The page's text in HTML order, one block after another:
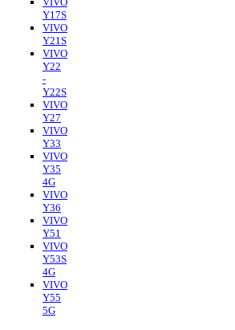
Y17S
VIVO
Y21S
VIVO
Y22
-
Y22S
VIVO
Y27
VIVO
Y33
VIVO
Y35
4G
VIVO
Y36
VIVO
Y51
VIVO
Y53S
4G
VIVO
Y55
5G